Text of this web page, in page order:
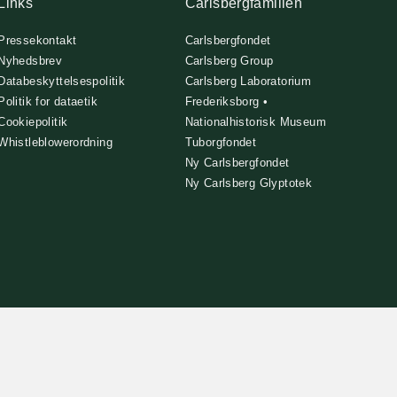
for dataetik
Carlsbergfondet
Carlsberg Group
Carlsberg Laboratorium
Frederiksborg •
Nationalhistorisk Museum
Tuborgfondet
Ny Carlsbergfondet
Ny Carlsberg Glyptotek